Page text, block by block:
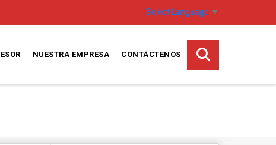
Select Language ▼
NUESTRA EMPRESA CONTÁCTENOS